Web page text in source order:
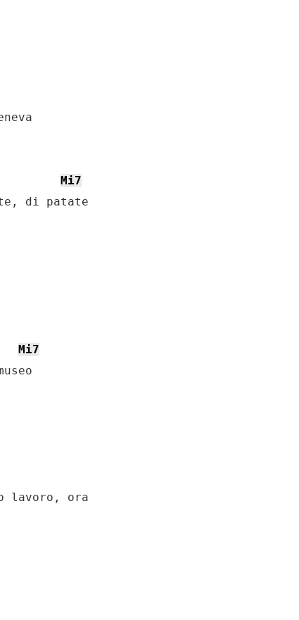
Mi7
di patate
Mi7
lavoro, ora